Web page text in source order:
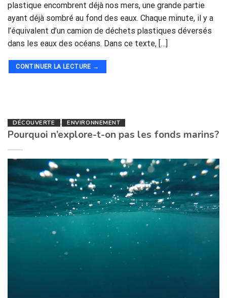
plastique encombrent déjà nos mers, une grande partie
ayant déjà sombré au fond des eaux. Chaque minute, il y a
l’équivalent d’un camion de déchets plastiques déversés
dans les eaux des océans. Dans ce texte, […]
CONTINUER LA LECTURE →
DÉCOUVERTE , ENVIRONNEMENT
Pourquoi n’explore-t-on pas les fonds marins?